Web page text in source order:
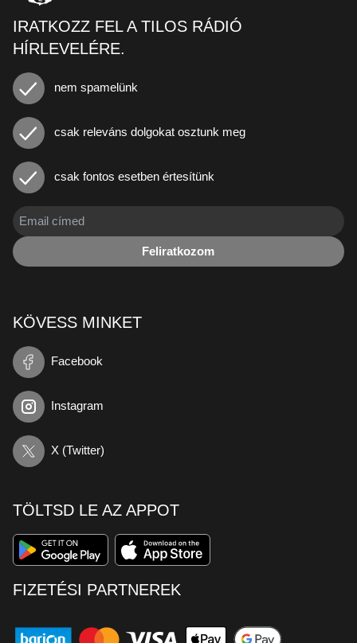
IRATKOZZ FEL A TILOS RÁDIÓ
HÍRLEVELÉRE.
nem spamelünk
csak releváns dolgokat osztunk meg
csak fontos esetben értesítünk
Feliratkozom
KÖVESS MINKET
Facebook
Instagram
X (Twitter)
TÖLTSD LE AZ APPOT
FIZETÉSI PARTNEREK